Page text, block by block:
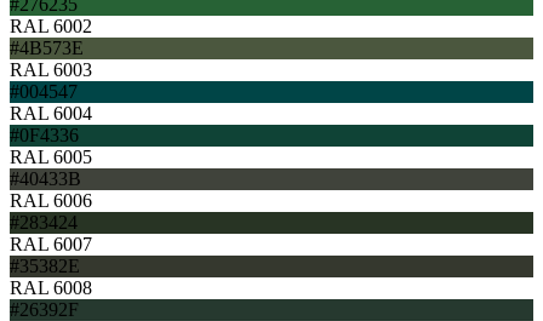
RAL 6002
#4B573E
RAL 6003
#004547
RAL 6004
#0F4336
RAL 6005
#40433B
RAL 6006
#283424
RAL 6007
#35382E
RAL 6008
#26392F